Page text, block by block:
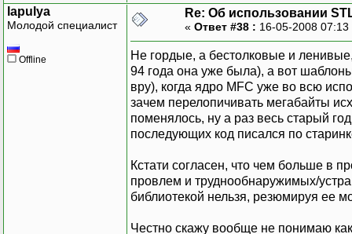
lapulya
Молодой специалист
Offline
Re: Об использовании
« Ответ #38 : 16-05-2008
Не гордые, а бестолковые и
94 года она уже была), а вот
вру), когда ядро MFC уже во всю
зачем перелопичивать мегабайты
поменялось, ну а раз весь старый
последующих код писался по
Кстати согласен, что чем больше в
провлем и труднообнаружимых/
библиотекой нельзя, резюмируя ее
Честно скажу вообще не понимаю